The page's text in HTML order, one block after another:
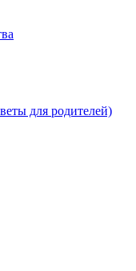
для родителей)